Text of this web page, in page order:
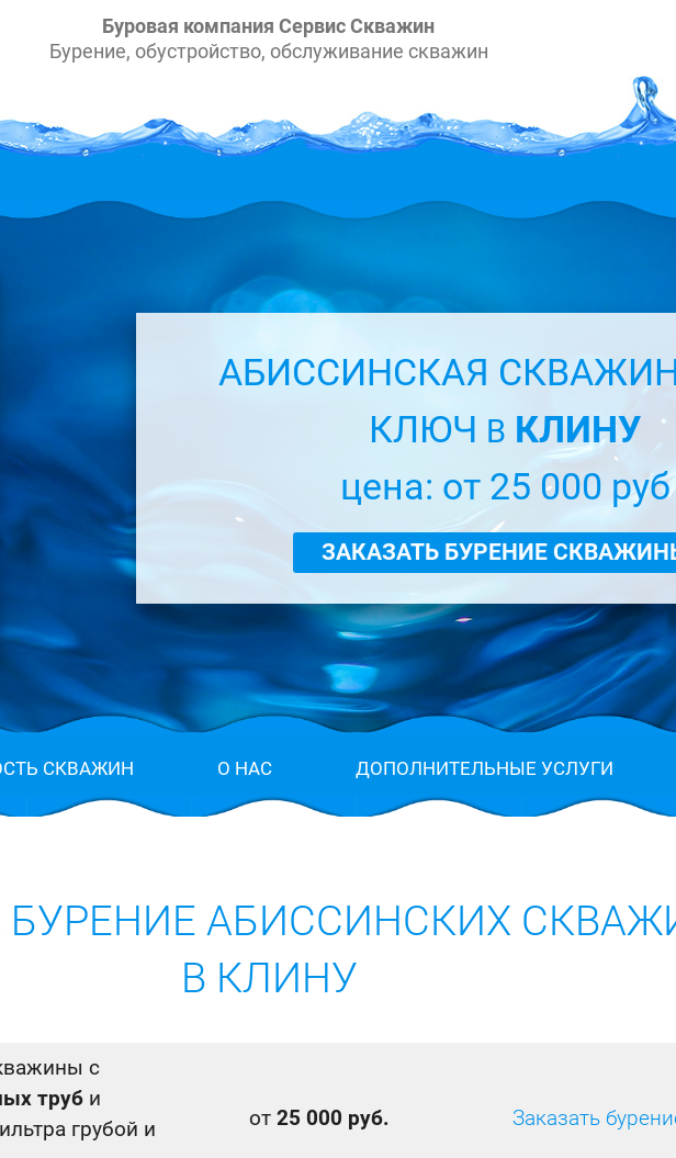
Буровая компания Сервис Скважин
Бурение, обустройство, обслуживание скважин
АБИССИНСКАЯ
КЛЮЧ В КЛИНУ
цена: от 25 000 руб
ЗАКАЗАТЬ БУРЕНИЕ
СКВАЖИН О НАС ДОПОЛНИТЕЛЬНЫЕ УСЛУГИ
АБИССИНСКИХ
В КЛИНУ
с
труб и
грубой и
от25 000 руб. Заказать